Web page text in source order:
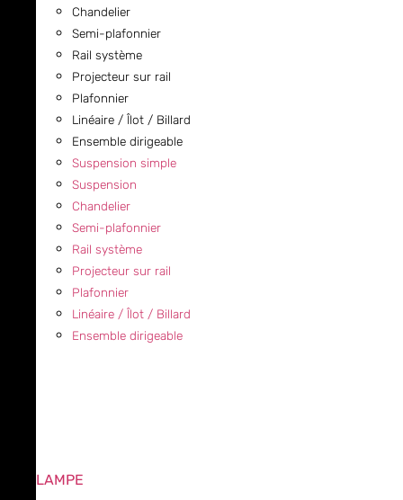
Chandelier
Semi-plafonnier
Rail système
Projecteur sur rail
Plafonnier
Linéaire / Îlot / Billard
Ensemble dirigeable
Suspension simple
Suspension
Chandelier
Semi-plafonnier
Rail système
Projecteur sur rail
Plafonnier
Linéaire / Îlot / Billard
Ensemble dirigeable
LAMPE